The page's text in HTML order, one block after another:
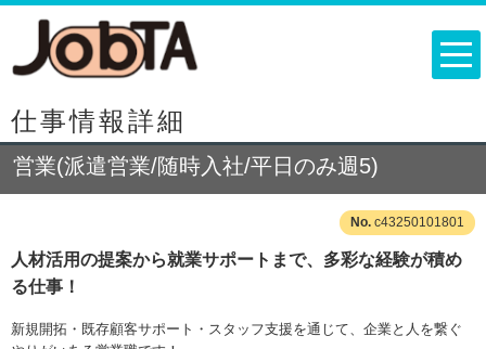
仕事情報詳細
営業(派遣営業/随時入社/平日のみ週5)
c43250101801
人材活用の提案から就業サポートまで、多彩な経験が積め
る仕事！
新規開拓・既存顧客サポート・スタッフ支援を通じて、企業と人を繋ぐ